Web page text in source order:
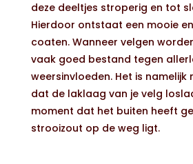
deze deeltjes stroperig en tot
Hierdoor ontstaat een mooie
coaten. Wanneer velgen
vaak goed bestand tegen
weersinvloeden. Het is namelijk
dat de laklaag van je velg
moment dat het buiten heeft
strooizout op de weg ligt.